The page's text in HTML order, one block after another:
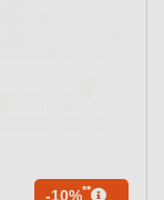
-10%**